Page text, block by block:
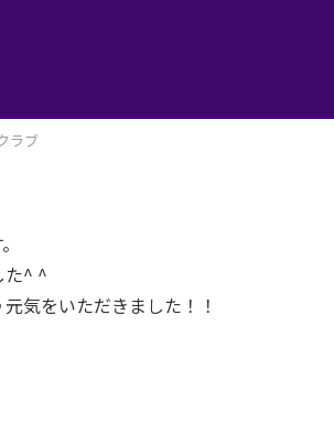
ラブ
た^ ^
気をいただきました！！